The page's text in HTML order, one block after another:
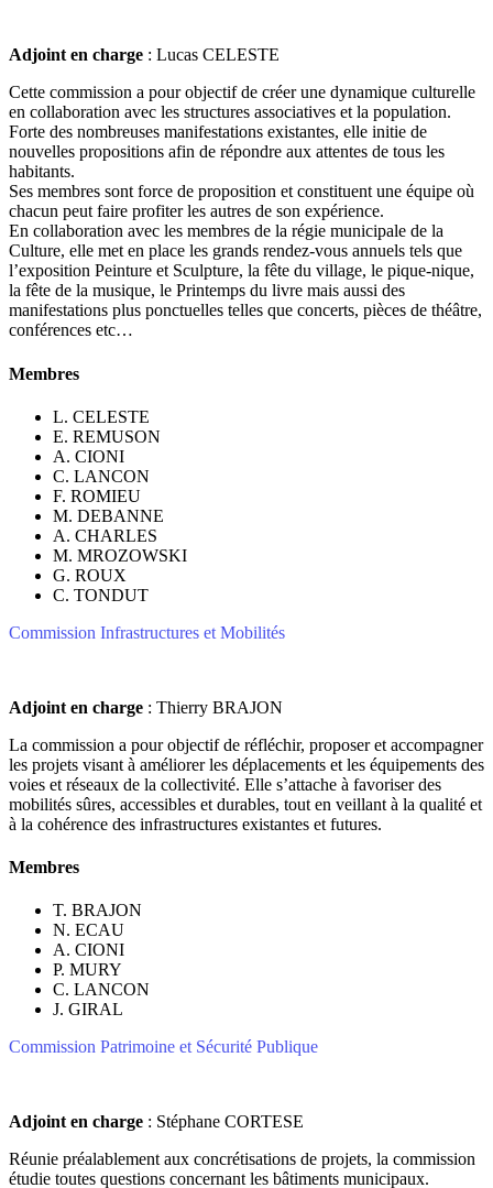
Adjoint en charge : Lucas CELESTE
Cette commission a pour objectif de créer une dynamique culturelle
en collaboration avec les structures associatives et la population.
Forte des nombreuses manifestations existantes, elle initie de
nouvelles propositions afin de répondre aux attentes de tous les
habitants.
Ses membres sont force de proposition et constituent une équipe où
chacun peut faire profiter les autres de son expérience.
En collaboration avec les membres de la régie municipale de la
Culture, elle met en place les grands rendez-vous annuels tels que
l’exposition Peinture et Sculpture, la fête du village, le pique-nique,
la fête de la musique, le Printemps du livre mais aussi des
manifestations plus ponctuelles telles que concerts, pièces de théâtre,
conférences etc…
Membres
L. CELESTE
E. REMUSON
A. CIONI
C. LANCON
F. ROMIEU
M. DEBANNE
A. CHARLES
M. MROZOWSKI
G. ROUX
C. TONDUT
Commission Infrastructures et Mobilités
Adjoint en charge : Thierry BRAJON
La commission a pour objectif de réfléchir, proposer et accompagner
les projets visant à améliorer les déplacements et les équipements des
voies et réseaux de la collectivité. Elle s’attache à favoriser des
mobilités sûres, accessibles et durables, tout en veillant à la qualité et
à la cohérence des infrastructures existantes et futures.
Membres
T. BRAJON
N. ECAU
A. CIONI
P. MURY
C. LANCON
J. GIRAL
Commission Patrimoine et Sécurité Publique
Adjoint en charge : Stéphane CORTESE
Réunie préalablement aux concrétisations de projets, la commission
étudie toutes questions concernant les bâtiments municipaux.